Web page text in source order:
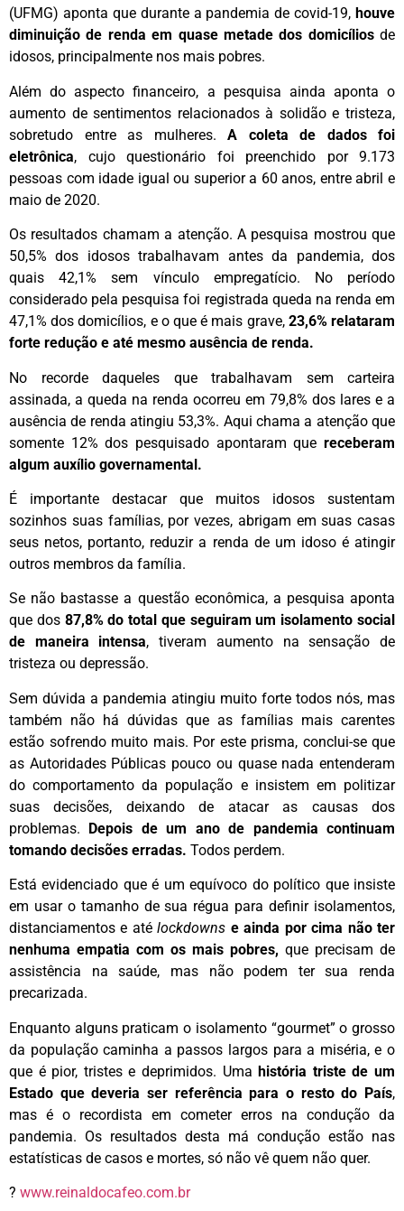
(UFMG) aponta que durante a pandemia de covid-19, houve
diminuição de renda em quase metade dos domicílios de
idosos, principalmente nos mais pobres.
Além do aspecto financeiro, a pesquisa ainda aponta o
aumento de sentimentos relacionados à solidão e tristeza,
sobretudo entre as mulheres. A coleta de dados foi
eletrônica, cujo questionário foi preenchido por 9.173
pessoas com idade igual ou superior a 60 anos, entre abril e
maio de 2020.
Os resultados chamam a atenção. A pesquisa mostrou que
50,5% dos idosos trabalhavam antes da pandemia, dos
quais 42,1% sem vínculo empregatício. No período
considerado pela pesquisa foi registrada queda na renda em
47,1% dos domicílios, e o que é mais grave, 23,6% relataram
forte redução e até mesmo ausência de renda.
No recorde daqueles que trabalhavam sem carteira
assinada, a queda na renda ocorreu em 79,8% dos lares e a
ausência de renda atingiu 53,3%. Aqui chama a atenção que
somente 12% dos pesquisado apontaram que receberam
algum auxílio governamental.
É importante destacar que muitos idosos sustentam
sozinhos suas famílias, por vezes, abrigam em suas casas
seus netos, portanto, reduzir a renda de um idoso é atingir
outros membros da família.
Se não bastasse a questão econômica, a pesquisa aponta
que dos 87,8% do total que seguiram um isolamento social
de maneira intensa, tiveram aumento na sensação de
tristeza ou depressão.
Sem dúvida a pandemia atingiu muito forte todos nós, mas
também não há dúvidas que as famílias mais carentes
estão sofrendo muito mais. Por este prisma, conclui-se que
as Autoridades Públicas pouco ou quase nada entenderam
do comportamento da população e insistem em politizar
suas decisões, deixando de atacar as causas dos
problemas. Depois de um ano de pandemia continuam
tomando decisões erradas. Todos perdem.
Está evidenciado que é um equívoco do político que insiste
em usar o tamanho de sua régua para definir isolamentos,
distanciamentos e atélockdowns e ainda por cima não ter
nenhuma empatia com os mais pobres, que precisam de
assistência na saúde, mas não podem ter sua renda
precarizada.
Enquanto alguns praticam o isolamento “gourmet” o grosso
da população caminha a passos largos para a miséria, e o
que é pior, tristes e deprimidos. Umahistória triste de um
Estado que deveria ser referência para o resto do País,
mas é o recordista em cometer erros na condução da
pandemia. Os resultados desta má condução estão nas
estatísticas de casos e mortes, só não vê quem não quer.
? www.reinaldocafeo.com.br